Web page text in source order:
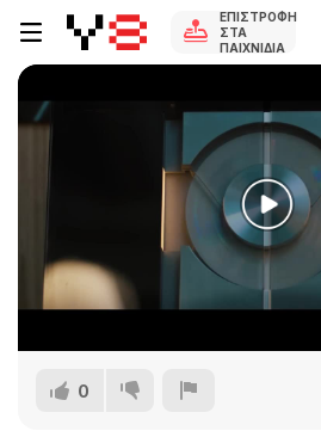
ΕΠΙΣΤΡΟΦΉ
ΣΤΑ
ΠΑΙΧΝΊΔΙΑ
0